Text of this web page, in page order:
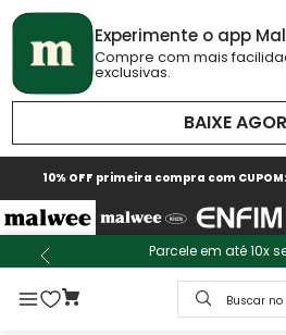
Experimente o app
Compre com mais
exclusivas.
BAIXE
10% OFF primeira compra com CUPOM:
Parcele em até 10x
Buscar no